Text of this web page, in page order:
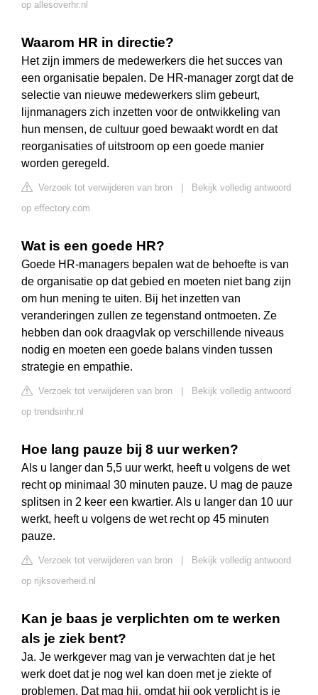
op allesoverhr.nl
Waarom HR in directie?
Het zijn immers de medewerkers die het succes van
een organisatie bepalen. De HR-manager zorgt dat de
selectie van nieuwe medewerkers slim gebeurt,
lijnmanagers zich inzetten voor de ontwikkeling van
hun mensen, de cultuur goed bewaakt wordt en dat
reorganisaties of uitstroom op een goede manier
worden geregeld.
Verzoek tot verwijderen van bron
Bekijk volledig antwoord
op effectory.com
Wat is een goede HR?
Goede HR-managers bepalen wat de behoefte is van
de organisatie op dat gebied en moeten niet bang zijn
om hun mening te uiten. Bij het inzetten van
veranderingen zullen ze tegenstand ontmoeten. Ze
hebben dan ook draagvlak op verschillende niveaus
nodig en moeten een goede balans vinden tussen
strategie en empathie.
Verzoek tot verwijderen van bron
Bekijk volledig antwoord
op trendsinhr.nl
Hoe lang pauze bij 8 uur werken?
Als u langer dan 5,5 uur werkt, heeft u volgens de wet
recht op minimaal 30 minuten pauze. U mag de pauze
splitsen in 2 keer een kwartier. Als u langer dan 10 uur
werkt, heeft u volgens de wet recht op 45 minuten
pauze.
Verzoek tot verwijderen van bron
Bekijk volledig antwoord
op rijksoverheid.nl
Kan je baas je verplichten om te werken
als je ziek bent?
Ja. Je werkgever mag van je verwachten dat je het
werk doet dat je nog wel kan doen met je ziekte of
problemen. Dat mag hij, omdat hij ook verplicht is je